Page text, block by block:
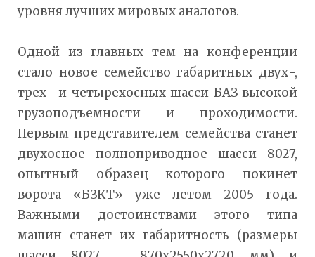
уровня лучших мировых аналогов.
Одной из главных тем на конференции
стало новое семейство габаритных двух-,
трех- и четырехосных шасси БАЗ высокой
грузоподъемности и проходимости.
Первым представителем семейства станет
двухосное полноприводное шасси 8027,
опытный образец которого покинет
ворота «БЗКТ» уже летом 2005 года.
Важными достоинствами этого типа
машин станет их габаритность (размеры